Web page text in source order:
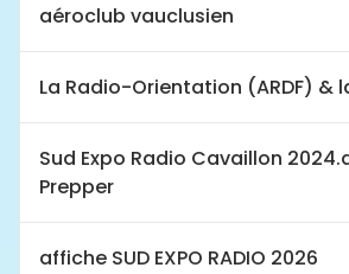
aéroclub vauclusien
La Radio-Orientation (ARDF) &
Sud Expo Radio Cavaillon
Prepper
affiche SUD EXPO RADIO 2026